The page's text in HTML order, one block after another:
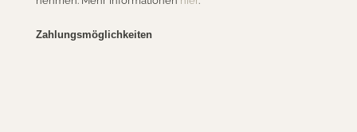
Zahlungsmöglichkeiten